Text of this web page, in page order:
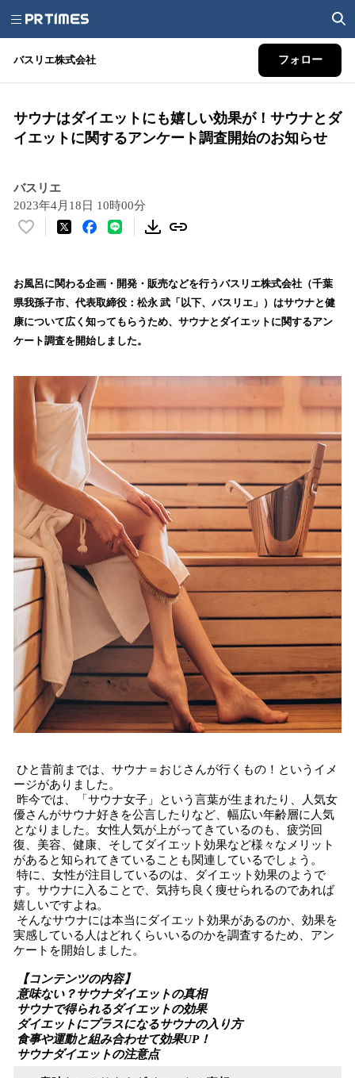
バスリエ株式会社 フォロー
サウナはダイエットにも嬉しい効果が！サウナとダ
イエットに関するアンケート調査開始のお知らせ
バスリエ
2023年4月18日 10時00分
い
！
数
を
読
み
中
で
お風呂に関わる企画・開発・販売などを行うバスリエ株式会社（千葉
県我孫子市、代表取締役：松永 武「以下、バスリエ」）はサウナと健
康について広く知ってもらうため、サウナとダイエットに関するアン
ケート調査を開始しました。
ひと昔前までは、サウナ＝おじさんが行くもの！というイメ
ージがありました。
昨今では、「サウナ女子」という言葉が生まれたり、人気女
優さんがサウナ好きを公言したりなど、幅広い年齢層に人気
となりました。女性人気が上がってきているのも、疲労回
復、美容、健康、そしてダイエット効果など様々なメリット
があると知られてきていることも関連しているでしょう。
特に、女性が注目しているのは、ダイエット効果のようで
す。サウナに入ることで、気持ち良く痩せられるのであれば
嬉しいですよね。
そんなサウナには本当にダイエット効果があるのか、効果を
実感している人はどれくらいいるのかを調査するため、アン
ケートを開始しました。
【コンテンツの内容】
意味ない？サウナダイエットの真相
サウナで得られるダイエットの効果
ダイエットにプラスになるサウナの入り方
食事や運動と組み合わせて効果UP！
サウナダイエットの注意点